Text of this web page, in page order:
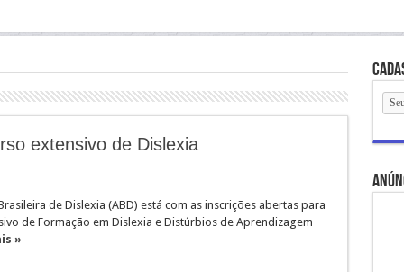
extensivo de Dislexia
de Dislexia (ABD) está com as inscrições abertas para
de Formação em Dislexia e Distúrbios de Aprendizagem
»